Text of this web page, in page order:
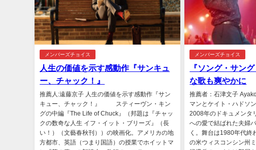
メンバーズチョイス
人生の価値を示す感動作『サンキュ
ー、チャック！』
推薦人:遠藤京子 人生の価値を示す感動作『サン
キュー、チャック！』 スティーヴン・キン
グの中編『The Life of Chuck』（邦題は『チャッ
クの数奇な人生 イフ・イット・ブリーズ』（長
い！）（文藝春秋刊））の映画化。アメリカの地
方都市、英語（つまり国語）の授業でホイットマ
メンバーズチョイス
『ソング・サン
な歌も爽やかに
推薦者：石津文子
マンとケイト・ハドソ
2008年のドキュメンタ
への愛で結ばれた夫婦
く。舞台は1980年代終
の米ウィスコンシン州